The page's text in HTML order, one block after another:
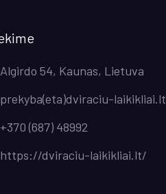
Algirdo 54, Kaunas, Lietuva
prekyba(eta)dviraciu-laikikliai.lt
+370 (687) 48992
https://dviraciu-laikikliai.lt/